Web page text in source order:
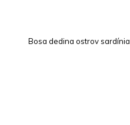
Bosa dedina ostrov sardínia